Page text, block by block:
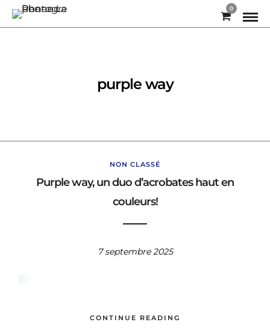
0
purple way
NON CLASSÉ
Purple way, un duo d’acrobates haut en
couleurs!
7 septembre 2025
CONTINUE READING